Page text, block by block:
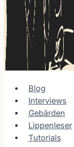
Blog
Interviews
Gebärden
Lippenleser
Tutorials